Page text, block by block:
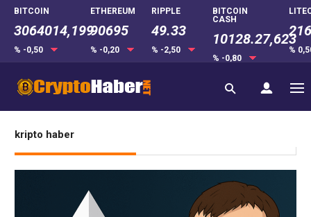
BITCOIN
3064014,199
% -0,50
ETHEREUM
90695
% -0,20
RIPPLE
49.33
% -2,50
BITCOIN
CASH
10128.27,623
% -0,80
%
kripto haber